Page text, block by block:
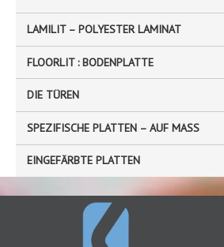
LAMILIT – POLYESTER LAMINAT
FLOORLIT : BODENPLATTE
DIE TÜREN
SPEZIFISCHE PLATTEN – AUF MASS
EINGEFÄRBTE PLATTEN